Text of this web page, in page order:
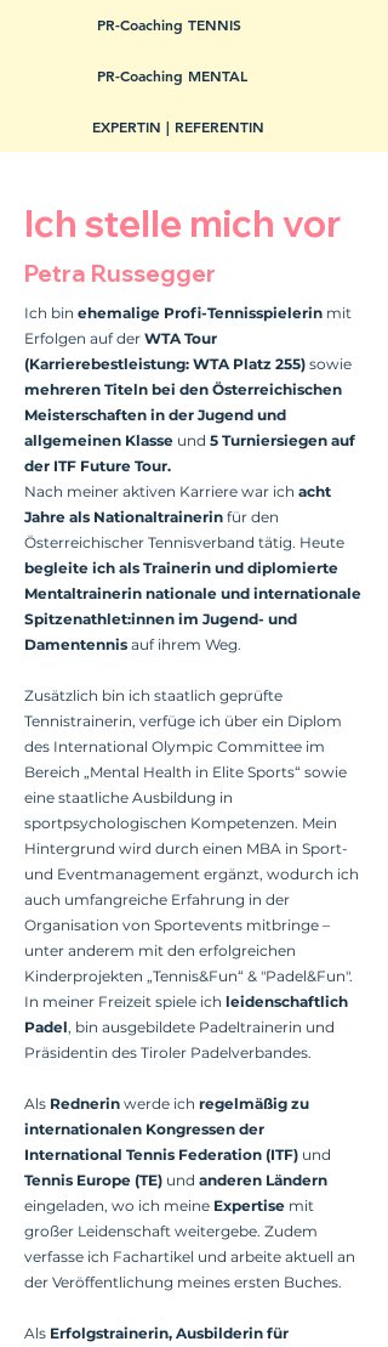
PR-Coaching TENNIS
PR-Coaching MENTAL
EXPERTIN | REFERENTIN
Ich stelle mich vor
Petra Russegger
Ich bin ehemalige Profi-Tennisspielerin mit
Erfolgen auf der WTA Tour
(Karrierebestleistung: WTA Platz 255) sowie
mehreren Titeln bei den Österreichischen
Meisterschaften in der Jugend und
allgemeinen Klasse und 5 Turniersiegen auf
der ITF Future Tour.
Nach meiner aktiven Karriere war ich acht
Jahre als Nationaltrainerin für den
Österreichischer Tennisverband tätig. Heute
begleite ich als Trainerin und diplomierte
Mentaltrainerin nationale und internationale
Spitzenathlet:innen im Jugend- und
Damentennis auf ihrem Weg.
Zusätzlich bin ich staatlich geprüfte
Tennistrainerin, verfüge ich über ein Diplom
des International Olympic Committee im
Bereich „Mental Health in Elite Sports“ sowie
eine staatliche Ausbildung in
sportpsychologischen Kompetenzen. Mein
Hintergrund wird durch einen MBA in Sport-
und Eventmanagement ergänzt, wodurch ich
auch umfangreiche Erfahrung in der
Organisation von Sportevents mitbringe –
unter anderem mit den erfolgreichen
Kinderprojekten „Tennis&Fun“ & "Padel&Fun".
In meiner Freizeit spiele ich leidenschaftlich
Padel, bin ausgebildete Padeltrainerin und
Präsidentin des Tiroler Padelverbandes.
Als Rednerin werde ich regelmäßig zu
internationalen Kongressen der
International Tennis Federation (ITF) und
Tennis Europe (TE) und anderen Ländern
eingeladen, wo ich meine Expertise mit
großer Leidenschaft weitergebe. Zudem
verfasse ich Fachartikel und arbeite aktuell an
der Veröffentlichung meines ersten Buches.
Als Erfolgstrainerin, Ausbilderin für